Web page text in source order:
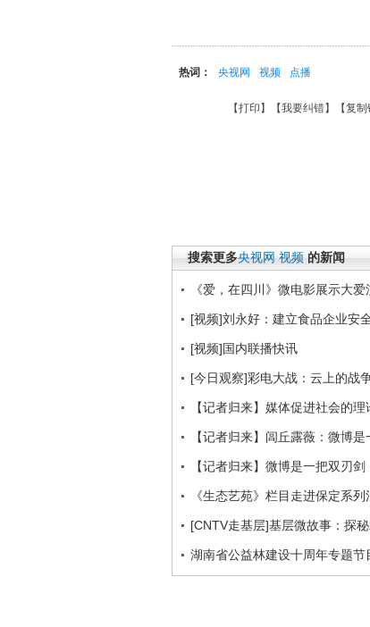
热词： 央视网 视频 点播
【打印 】【我要纠错】【复制
搜索更多央视网 视频 的新闻
《爱，在四川》微电影展示大爱
[视频]刘永好：建立食品企业安
[视频]国内联播快讯
[今日观察]彩电大战：云上的战
【记者归来】媒体促进社会的
【记者归来】闾丘露薇：微博是
【记者归来】微博是一把双刃
《生态艺苑》栏目走进保定系
[CNTV走基层]基层微故事：探
湖南省公益林建设十周年专题